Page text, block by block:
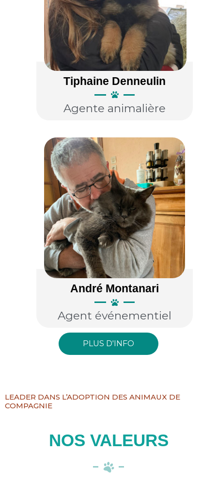
Tiphaine Denneulin
Agente animalière
André Montanari
Agent événementiel
PLUS D'INFO
LEADER DANS L’ADOPTION DES ANIMAUX DE
COMPAGNIE
NOS VALEURS